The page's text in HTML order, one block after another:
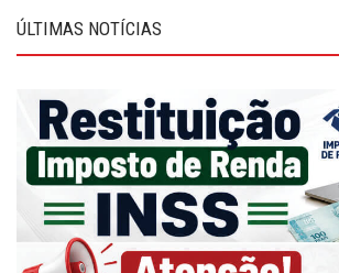
ÚLTIMAS NOTÍCIAS